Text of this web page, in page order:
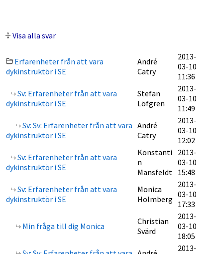
Visa alla svar
Erfarenheter från att vara
dykinstruktör i SE
André
Catry
2013-
03-10
11:36
Sv: Erfarenheter från att vara
dykinstruktör i SE
Stefan
Löfgren
2013-
03-10
11:49
Sv: Sv: Erfarenheter från att vara
dykinstruktör i SE
André
Catry
2013-
03-10
12:02
Sv: Erfarenheter från att vara
dykinstruktör i SE
Konstanti
n
Mansfeldt
2013-
03-10
15:48
Sv: Erfarenheter från att vara
dykinstruktör i SE
Monica
Holmberg
2013-
03-10
17:33
Min fråga till dig Monica
Christian
Svärd
2013-
03-10
18:05
2013-